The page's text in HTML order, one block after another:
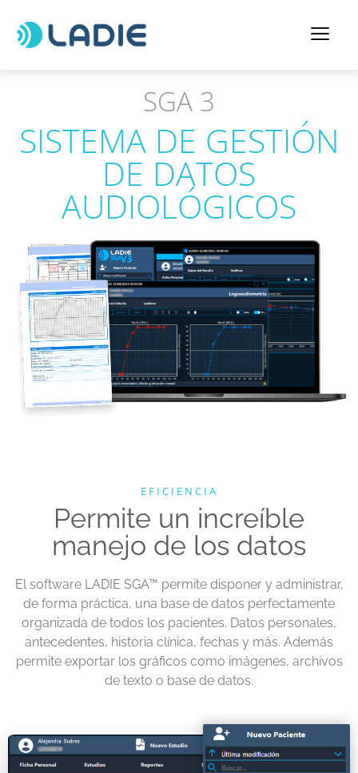
SGA 3
SISTEMA DE GESTIÓN
DE DATOS
AUDIOLÓGICOS
EFICIENCIA
Permite un increíble
manejo de los datos
El software LADIE SGA™ permite disponer y administrar,
de forma práctica, una base de datos perfectamente
organizada de todos los pacientes. Datos personales,
antecedentes, historia clínica, fechas y más. Además
permite exportar los gráficos como imágenes, archivos
de texto o base de datos.